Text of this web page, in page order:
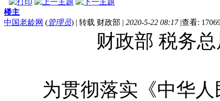
楼主
中国老龄网 (管理员) | 转载 财政部 | 2020-5-22 08:17 |查看:
财政部 税务总
为贯彻落实《中华人